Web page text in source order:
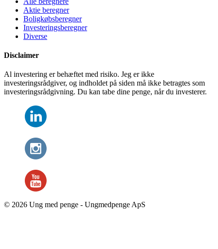
Aktie beregner
Boligkøbsberegner
Investeringsberegner
Diverse
Disclaimer
Al investering er behæftet med risiko. Jeg er ikke
investeringsrådgiver, og indholdet på siden må ikke betragtes som
investeringsrådgivning. Du kan tabe dine penge, når du investerer.
© 2026 Ung med penge - Ungmedpenge ApS